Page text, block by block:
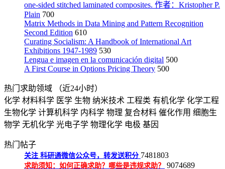
one-sided stitched laminated composites. 作者：Kristopher P.
Plain 700
Matrix Methods in Data Mining and Pattern Recognition
Second Edition 610
Curating Socialism: A Handbook of International Art
Exhibitions 1947-1989 530
Lengua e imagen en la comunicación digital 500
A First Course in Options Pricing Theory 500
热门求助领域
（近24小时）
化学 材料科学 医学 生物 纳米技术 工程类 有机化学 化学工程
生物化学 计算机科学 内科学 物理 复合材料 催化作用 细胞生
物学 无机化学 光电子学 物理化学 电极 基因
热门帖子
关注 科研通微信公众号，转发送积分 7481803
求助须知：如何正确求助？哪些是违规求助？ 9074689